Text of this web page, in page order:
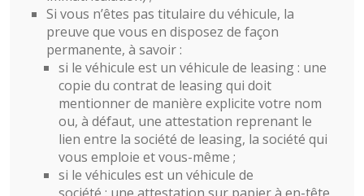
Si vous n’êtes pas titulaire du véhicule, la
preuve que vous en disposez de façon
permanente, à savoir :
si le véhicule est un véhicule de leasing : une
copie du contrat de leasing qui doit
mentionner de manière explicite votre nom
ou, à défaut, une attestation reprenant le
lien entre la société de leasing, la société qui
vous emploie et vous-même ;
si le véhicules est un véhicule de